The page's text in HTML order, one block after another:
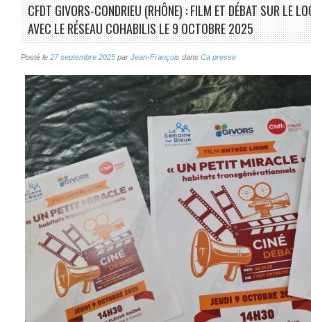
CFDT GIVORS-CONDRIEU (RHÔNE) : FILM ET DÉBAT SUR LE
AVEC LE RÉSEAU COHABILIS LE 9 OCTOBRE 2025
Posté le 27 septembre 2025 par Jean-François dans Ca presse